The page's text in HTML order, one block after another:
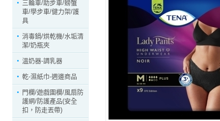
三輪車/助步車/螃蟹
車/學步車/健力架/護
具
消毒鍋/烘乾機/水垢清
潔/奶瓶夾
溫奶器-調乳器
乾-濕紙巾-週邊商品
門欄/遊戲圍欄/風扇防
護網/防護產品(安全
扣，防走丟帶)